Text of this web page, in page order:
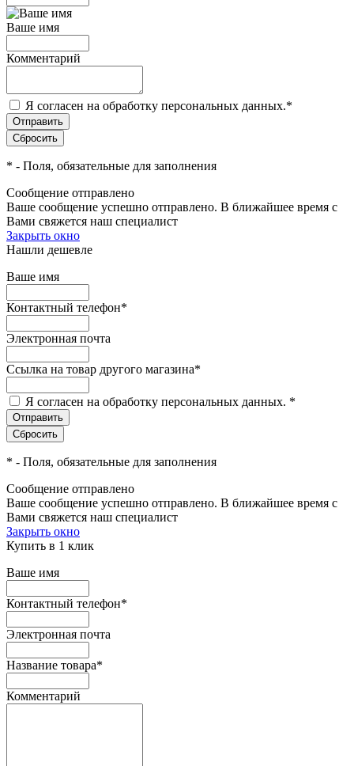
Ваше имя
Комментарий
Я согласен на обработку персональных данных.*
* - Поля, обязательные для заполнения
Сообщение отправлено
Ваше сообщение успешно отправлено. В ближайшее время с
Вами свяжется наш специалист
Закрыть окно
Нашли дешевле
Ваше имя
Контактный телефон*
Электронная почта
Ссылка на товар другого магазина*
Я согласен на обработку персональных данных. *
* - Поля, обязательные для заполнения
Сообщение отправлено
Ваше сообщение успешно отправлено. В ближайшее время с
Вами свяжется наш специалист
Закрыть окно
Купить в 1 клик
Ваше имя
Контактный телефон*
Электронная почта
Название товара*
Комментарий